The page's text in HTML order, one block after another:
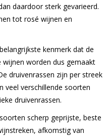
daardoor sterk gevarieerd.
tot rosé wijnen en
kenmerk dat de
wijnen worden dus gemaakt
druivenrassen zijn per streek
veel verschillende soorten
druivenrassen.
scherp geprijste, beste
afkomstig van